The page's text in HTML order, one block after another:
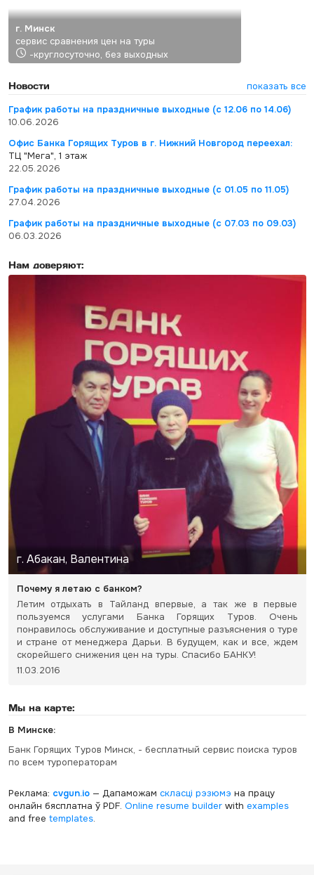
г. Минск
сервис сравнения цен на туры
-круглосуточно, без выходных
Новости
показать все
График работы на праздничные выходные (с 12.06 по 14.06)
10.06.2026
Офис Банка Горящих Туров в г. Нижний Новгород переехал:
ТЦ "Мега", 1 этаж
22.05.2026
График работы на праздничные выходные (с 01.05 по 11.05)
27.04.2026
График работы на праздничные выходные (с 07.03 по 09.03)
06.03.2026
Нам доверяют:
г. Абакан, Валентина
Почему я летаю с банком?
Летим отдыхать в Тайланд впервые, а так же в первые
пользуемся услугами Банка Горящих Туров. Очень
понравилось обслуживание и доступные разъяснения о туре
и стране от менеджера Дарьи. В будущем, как и все, ждем
скорейшего снижения цен на туры. Спасибо БАНКУ!
11.03.2016
Мы на карте:
В Минске:
Банк Горящих Туров Минск, - бесплатный сервис поиска туров
по всем туроператорам
Реклама: cvgun.io— Дапаможам скласці рэзюмэ на працу
онлайн бясплатна ў PDF. Online resume builderwith examples
and free templates.